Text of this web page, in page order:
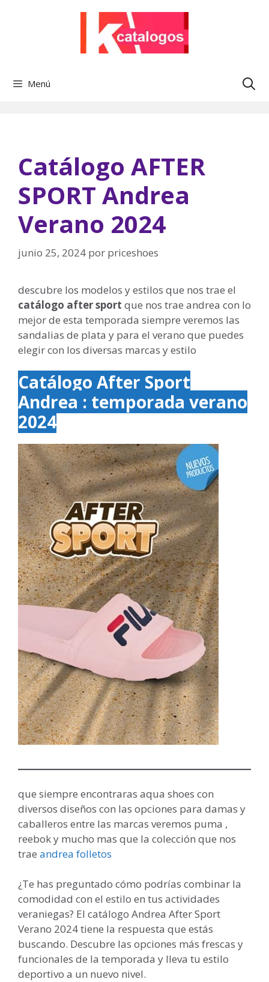
Menú
Catálogo AFTER
SPORT Andrea
Verano 2024
junio 25, 2024 por priceshoes
descubre los modelos y estilos que nos trae el
catálogo after sport que nos trae andrea con lo
mejor de esta temporada siempre veremos las
sandalias de plata y para el verano que puedes
elegir con los diversas marcas y estilo
Catálogo After Sport
Andrea : temporada verano
2024
que siempre encontraras aqua shoes con
diversos diseños con las opciones para damas y
caballeros entre las marcas veremos puma ,
reebok y mucho mas que la colección que nos
trae andrea folletos
¿Te has preguntado cómo podrías combinar la
comodidad con el estilo en tus actividades
veraniegas? El catálogo Andrea After Sport
Verano 2024 tiene la respuesta que estás
buscando. Descubre las opciones más frescas y
funcionales de la temporada y lleva tu estilo
deportivo a un nuevo nivel.